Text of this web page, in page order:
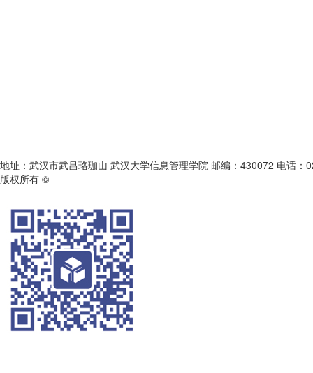
地址：武汉市武昌珞珈山 武汉大学信息管理学院 邮编：430072 电话
版权所有 ©